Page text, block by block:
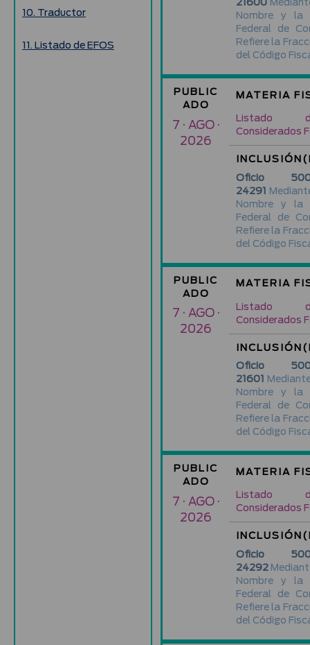
21600
Nombre y la
Federal de
Refiere la
del Código
PUBLIC
ADO
MATERIA
7 · AGO ·
2026
Listado
Considerados
Oficio 500-
24291
Nombre y la
Federal de
Refiere la
del Código
PUBLIC
ADO
MATERIA
7 · AGO ·
2026
Listado
Considerados
Oficio 500-
21601
Nombre y la
Federal de
Refiere la
del Código
PUBLIC
ADO
MATERIA
7 · AGO ·
2026
Listado
Considerados
Oficio 500-
24292
Nombre y la
Federal de
Refiere la
del Código
10. Traductor
11. Listado de EFOS